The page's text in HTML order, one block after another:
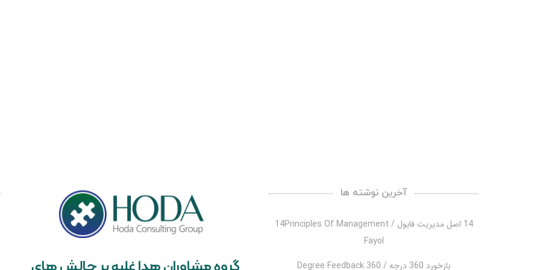
آخرین نوشته ها
14 اصل مدیریت فایول / 14Principles Of Management
Fayol
بازخورد 360 درجه / 360 Degree Feedback